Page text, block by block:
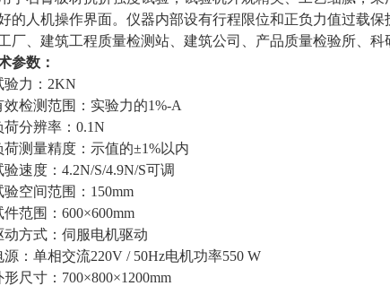
的人机操作界面。仪器内部设有行程限位和正负力值过载
厂、建筑工程质量检测站、建筑公司、产品质量检验所、
参数：
验力：2KN
效检测范围：实验力的1%-A
荷分辨率：0.1N
荷测量精度：示值的±1%以内
验速度：4.2N/S/4.9N/S可调
验空间范围：150mm
件范围：600×600mm
动方式：伺服电机驱动
源：单相交流220V / 50Hz电机功率550 W
形尺寸：700×800×1200mm